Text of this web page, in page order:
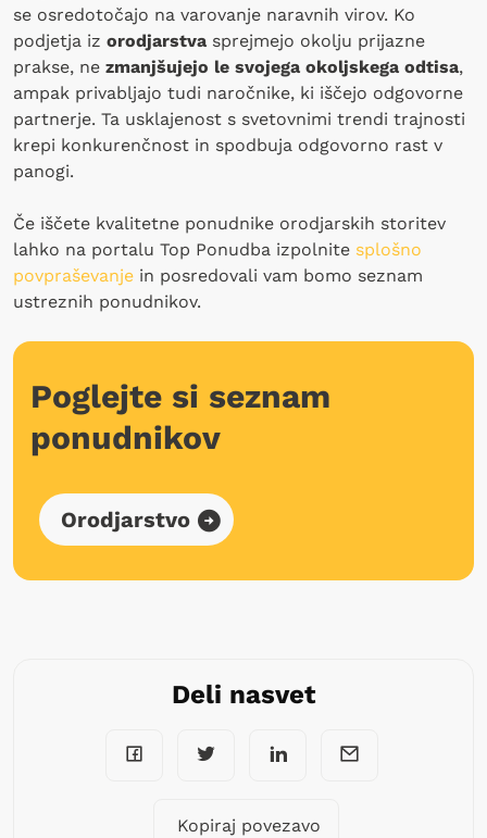
se osredotočajo na varovanje naravnih virov. Ko
podjetja iz orodjarstva sprejmejo okolju prijazne
prakse, ne zmanjšujejo le svojega okoljskega odtisa,
ampak privabljajo tudi naročnike, ki iščejo odgovorne
partnerje. Ta usklajenost s svetovnimi trendi trajnosti
krepi konkurenčnost in spodbuja odgovorno rast v
panogi.
Če iščete kvalitetne ponudnike orodjarskih storitev
lahko na portalu Top Ponudba izpolnite splošno
povpraševanje in posredovali vam bomo seznam
ustreznih ponudnikov.
Poglejte si seznam
ponudnikov
Orodjarstvo
Deli nasvet
Kopiraj povezavo